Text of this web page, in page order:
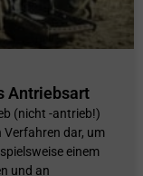
Antriebsart
(nicht -antrieb!)
Verfahren dar, um
einem
und an